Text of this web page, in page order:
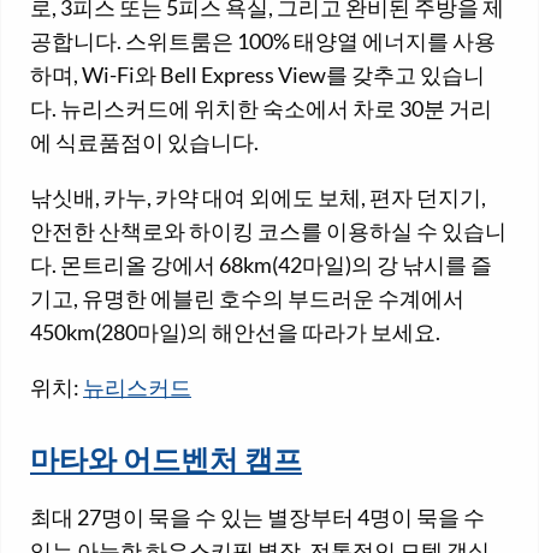
로, 3피스 또는 5피스 욕실, 그리고 완비된 주방을 제
공합니다. 스위트룸은 100% 태양열 에너지를 사용
하며, Wi-Fi와 Bell Express View를 갖추고 있습니
다. 뉴리스커드에 위치한 숙소에서 차로 30분 거리
에 식료품점이 있습니다.
낚싯배, 카누, 카약 대여 외에도 보체, 편자 던지기,
안전한 산책로와 하이킹 코스를 이용하실 수 있습니
다. 몬트리올 강에서 68km(42마일)의 강 낚시를 즐
기고, 유명한 에블린 호수의 부드러운 수계에서
450km(280마일)의 해안선을 따라가 보세요.
위치: 뉴리스커드
마타와 어드벤처 캠프
최대 27명이 묵을 수 있는 별장부터 4명이 묵을 수